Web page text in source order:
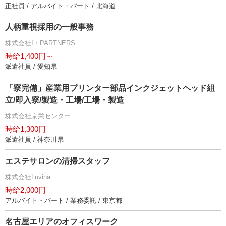
正社員 / アルバイト・パート / 北海道
人柄重視採用の一般事務
株式会社I・PARTNERS
時給1,400円～
派遣社員 / 愛知県
「寮完備」産業用プリンター部品インクジェットヘッド組
立/即入寮/製造・工場/工場・製造
株式会社京栄センター
時給1,300円
派遣社員 / 神奈川県
エステサロンの清掃スタッフ
株式会社Luvina
時給2,000円
アルバイト・パート / 業務委託 / 東京都
名古屋エリアのオフィスワーク